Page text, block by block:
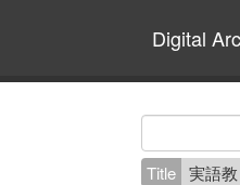
Digital
Title 実語教